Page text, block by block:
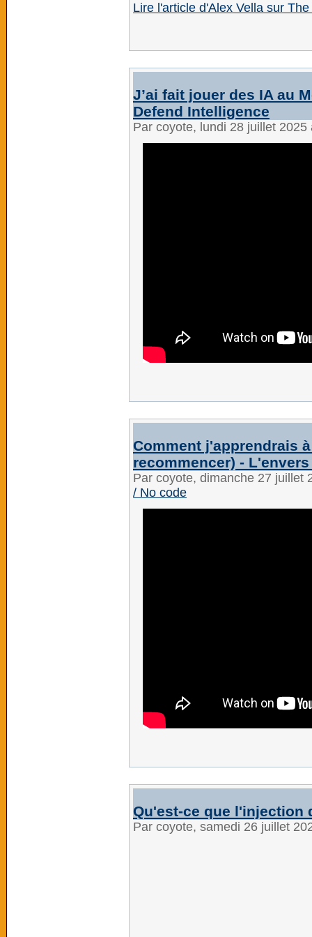
Lire l'article d'Alex Vella sur
J’ai fait jouer des IA au
Defend Intelligence
Par coyote, lundi 28 juillet
Comment j'apprendrais
recommencer) -
Par coyote, dimanche 27 juillet
/ No code
Qu'est-ce que l'injection
Par coyote, samedi 26 juillet